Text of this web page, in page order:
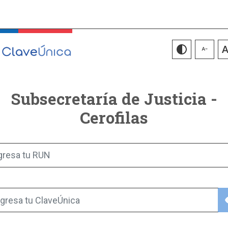
Subsecretaría de Justicia -
Cerofilas
tu RUN
tu ClaveÚnica